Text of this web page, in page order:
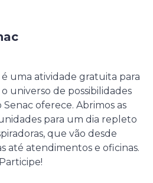
é uma atividade gratuita para
universo de possibilidades
Senac oferece. Abrimos as
para um dia repleto
que vão desde
até atendimentos e oficinas.
Participe!